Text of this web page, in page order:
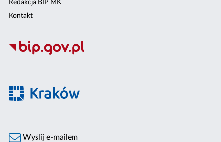
Redakcja BIP MK
Kontakt
Wyślij e-mailem